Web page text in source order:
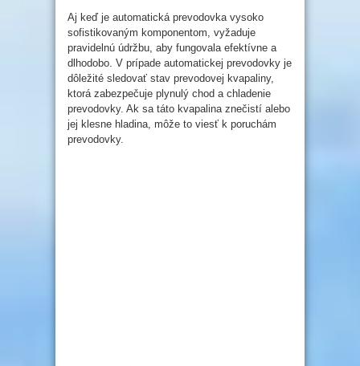
Aj keď je automatická prevodovka vysoko
sofistikovaným komponentom, vyžaduje
pravidelnú údržbu, aby fungovala efektívne a
dlhodobo. V prípade automatickej prevodovky je
dôležité sledovať stav prevodovej kvapaliny,
ktorá zabezpečuje plynulý chod a chladenie
prevodovky. Ak sa táto kvapalina znečistí alebo
jej klesne hladina, môže to viesť k poruchám
prevodovky.